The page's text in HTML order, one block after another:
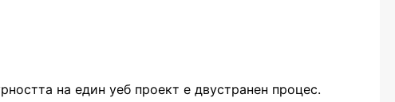
на един уеб проект е двустранен процес.